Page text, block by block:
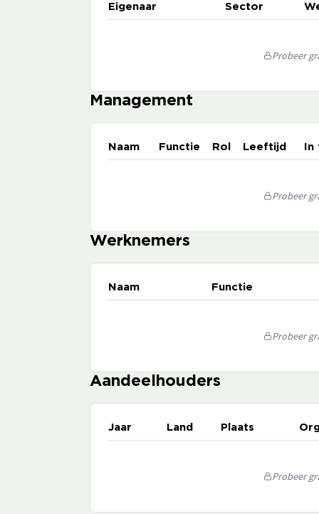
Eigenaar Sector
Probeer
Management
Naam Functie Rol Leeftijd
Probeer
Werknemers
Naam Functie
Probeer
Aandeelhouders
Jaar Land Plaats
Probeer